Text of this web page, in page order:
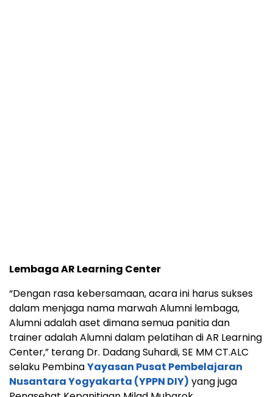
Lembaga AR Learning Center
“Dengan rasa kebersamaan, acara ini harus sukses
dalam menjaga nama marwah Alumni lembaga,
Alumni adalah aset dimana semua panitia dan
trainer adalah Alumni dalam pelatihan di AR Learning
Center,” terang Dr. Dadang Suhardi, SE MM CT.ALC
selaku PembinaYayasan Pusat Pembelajaran
Nusantara Yogyakarta (YPPN DIY) yang juga